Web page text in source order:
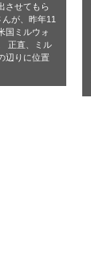
させてもら
が、昨年11
国ミルウォ
正直、ミル
辺りに位置